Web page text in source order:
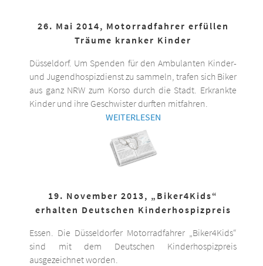
26. Mai 2014, Motorradfahrer erfüllen
Träume kranker Kinder
Düsseldorf. Um Spenden für den Ambulanten Kinder-
und Jugendhospizdienst zu sammeln, trafen sich Biker
aus ganz NRW zum Korso durch die Stadt. Erkrankte
Kinder und ihre Geschwister durften mitfahren.
WEITERLESEN
19. November 2013, „Biker4Kids“
erhalten Deutschen Kinderhospizpreis
Essen. Die Düsseldorfer Motorradfahrer „Biker4Kids“
sind mit dem Deutschen Kinderhospizpreis
ausgezeichnet worden.